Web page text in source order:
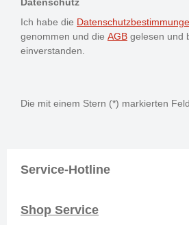
Ich habe die
genommen und die AGB gelesen und
einverstanden.
Die mit einem Stern (*) markierten
Service-Hotline
Shop Service